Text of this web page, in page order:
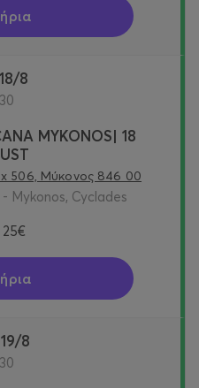
18/8
MYKONOS| 18
506, Μύκονος 846 00
Mykonos, Cyclades
25€
19/8